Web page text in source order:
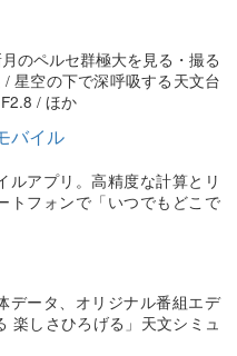
のペルセ群極大を見る・撮る
星空の下で深呼吸する天文台
/ ほか
バイル
ルアプリ。高精度な計算とリ
トフォンで「いつでもどこで
データ、オリジナル番組エデ
楽しさひろげる」天文シミュ